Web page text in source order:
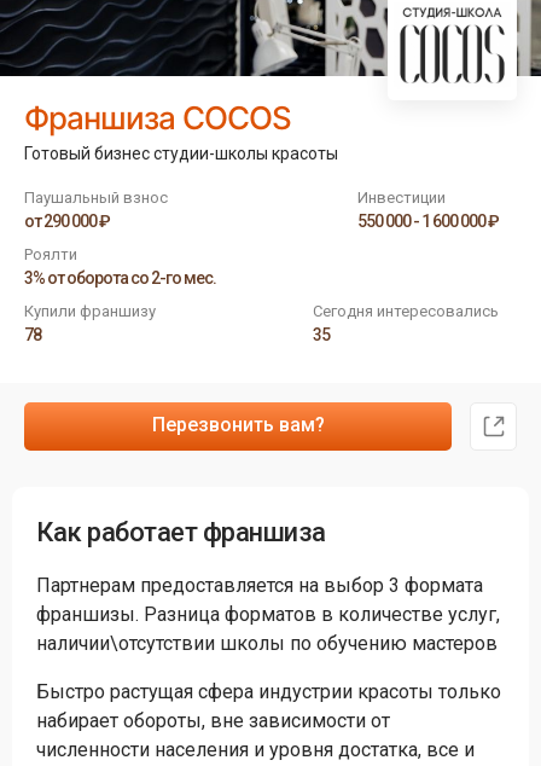
Франшиза COCOS
Готовый бизнес студии-школы красоты
Паушальный взнос
от 290 000 ₽
Инвестиции
550 000 - 1 600 000 ₽
Роялти
3% от оборота со 2-го мес.
Купили франшизу
78
Сегодня интересовались
35
Перезвонить вам?
Как работает франшиза
Партнерам предоставляется на выбор 3 формата
франшизы. Разница форматов в количестве услуг,
наличии\отсутствии школы по обучению мастеров
Быстро растущая сфера индустрии красоты только
набирает обороты, вне зависимости от
численности населения и уровня достатка, все и